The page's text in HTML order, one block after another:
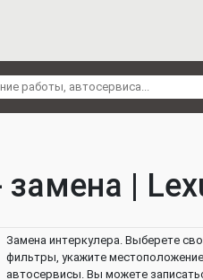
замена |
Замена интеркулера. Выберете
фильтры, укажите
автосервисы. Вы можете